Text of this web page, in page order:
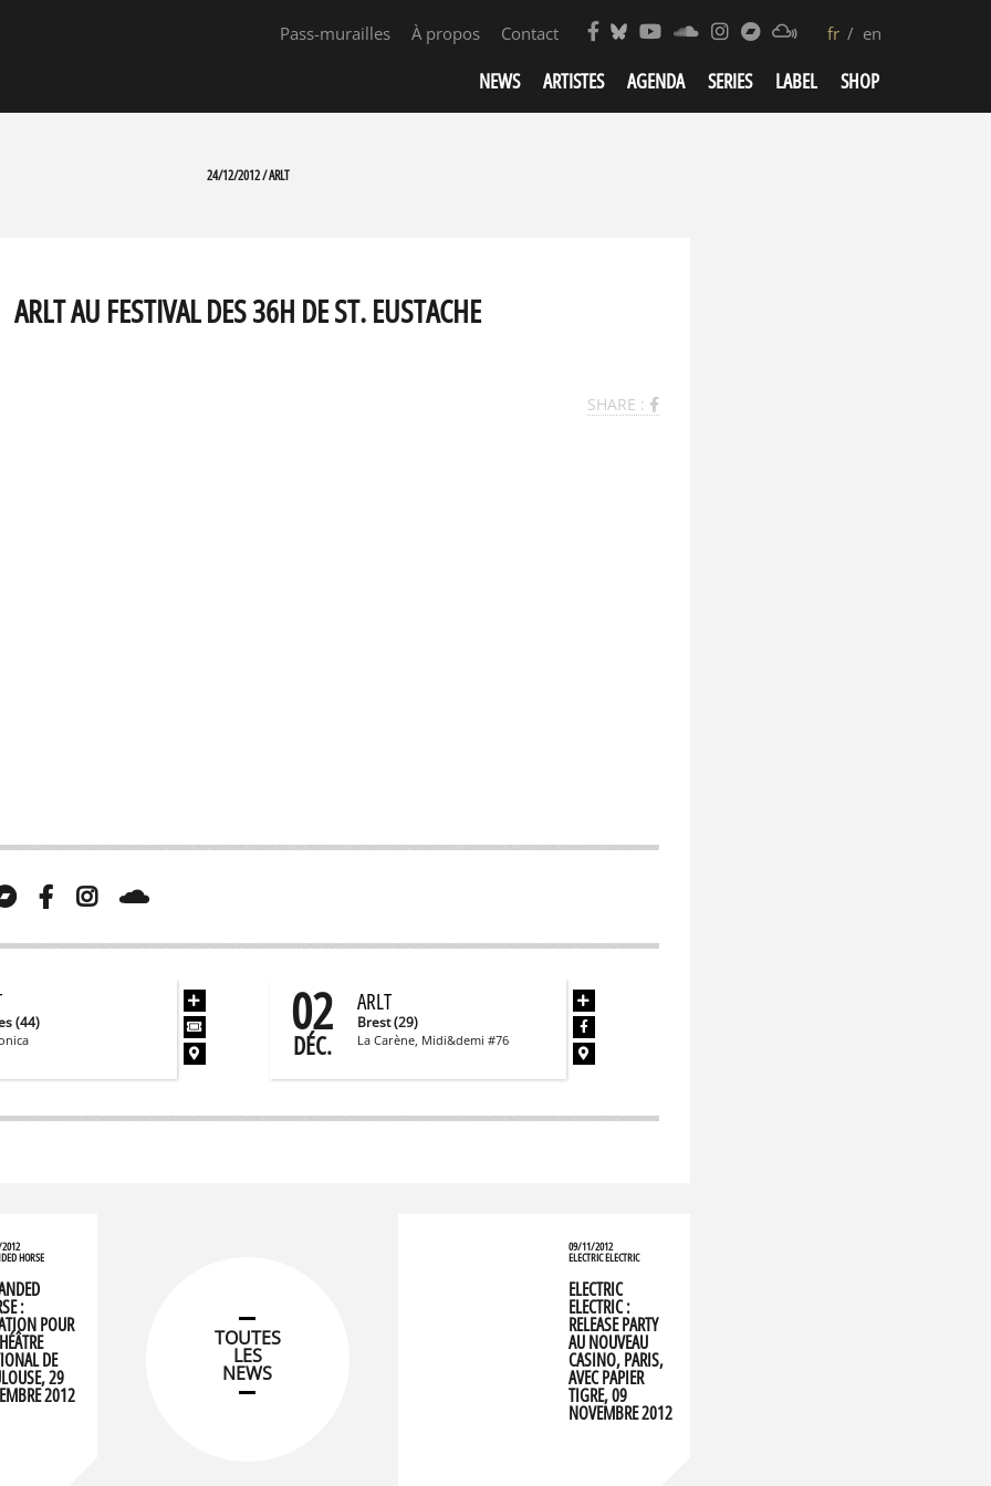
fr en
Pass-murailles À propos Contact
NEWS ARTISTES AGENDA SERIES LABEL SHOP
24/12/2012 / ARLT
ARLT AU FESTIVAL DES 36H DE ST. EUSTACHE
SHARE :
(44) 02
DÉC.
ARLT
Brest (29)
La Carène, Midi&demi #76
HORSE
:
POUR
DE
29
2012
TOUTES
LES
NEWS
09/11/2012
ELECTRIC ELECTRIC
ELECTRIC
ELECTRIC :
RELEASE PARTY
AU NOUVEAU
CASINO, PARIS,
AVEC PAPIER
TIGRE, 09
NOVEMBRE 2012